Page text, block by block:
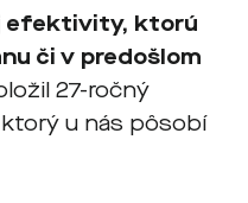
efektivity, ktorú
či v predošlom
27-ročný
u nás pôsobí